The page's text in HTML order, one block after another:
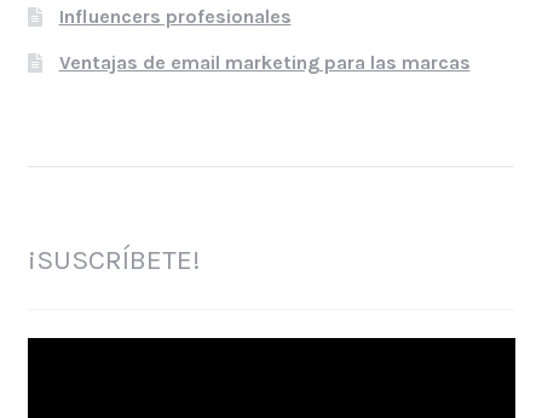
Influencers profesionales
Ventajas de email marketing para las marcas
¡SUSCRÍBETE!